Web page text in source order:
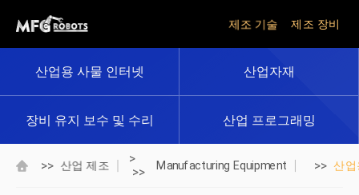
제조 기술 제조 장비
산업용 사물 인터넷 산업자재
장비 유지 보수 및 수리 산업 프로그래밍
>> 산업 제조
>
>>
Manufacturing Equipment >> 산업